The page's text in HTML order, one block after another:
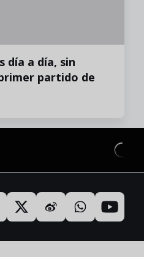
día a día, sin
partido de